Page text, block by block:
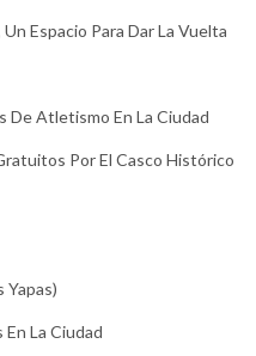
Espacio Para Dar La Vuelta
De Atletismo En La Ciudad
Por El Casco Histórico
Yapas)
La Ciudad